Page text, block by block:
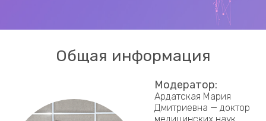
Общая информация
Модератор:
Ардатская Мария
Дмитриевна — доктор